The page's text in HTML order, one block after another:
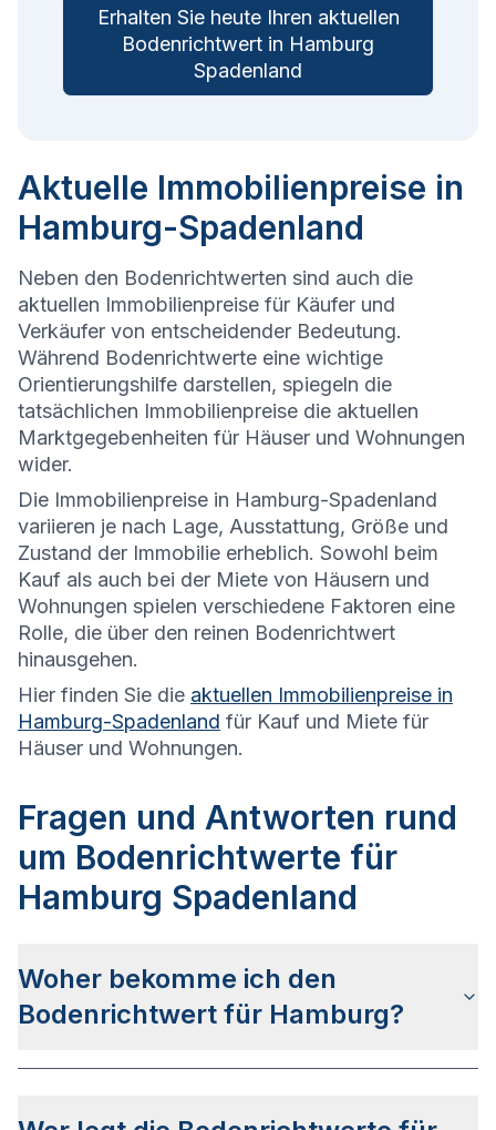
Erhalten Sie heute Ihren aktuellen
Bodenrichtwert in Hamburg
Spadenland
Aktuelle Immobilienpreise in
Hamburg-Spadenland
Neben den Bodenrichtwerten sind auch die
aktuellen Immobilienpreise für Käufer und
Verkäufer von entscheidender Bedeutung.
Während Bodenrichtwerte eine wichtige
Orientierungshilfe darstellen, spiegeln die
tatsächlichen Immobilienpreise die aktuellen
Marktgegebenheiten für Häuser und Wohnungen
wider.
Die Immobilienpreise in Hamburg-Spadenland
variieren je nach Lage, Ausstattung, Größe und
Zustand der Immobilie erheblich. Sowohl beim
Kauf als auch bei der Miete von Häusern und
Wohnungen spielen verschiedene Faktoren eine
Rolle, die über den reinen Bodenrichtwert
hinausgehen.
Hier finden Sie die aktuellen Immobilienpreise in
Hamburg-Spadenland für Kauf und Miete für
Häuser und Wohnungen.
Fragen und Antworten rund
um Bodenrichtwerte für
Hamburg Spadenland
Woher bekomme ich den
Bodenrichtwert für Hamburg?